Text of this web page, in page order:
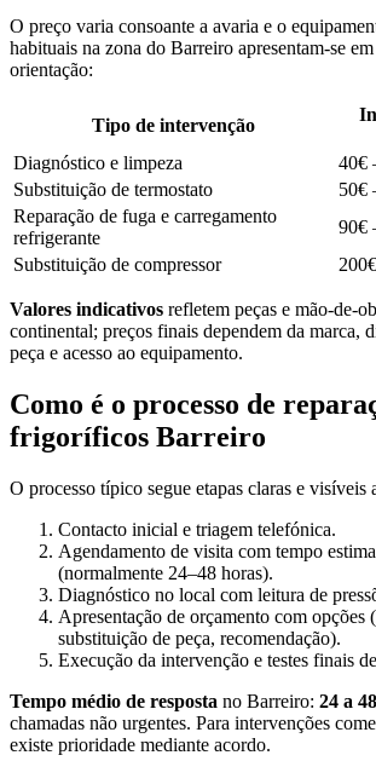
O preço varia consoante a avaria e o
habituais na zona do Barreiro apresentam-se
orientação:
Tipo de intervenção
Diagnóstico e limpeza
40€
Substituição de termostato
50€
Reparação de fuga e carregamento
refrigerante
90€
Substituição de compressor
Valores indicativos refletem peças e mão-de-
continental; preços finais dependem da marca,
peça e acesso ao equipamento.
Como é o processo de
frigoríficos Barreiro
O processo típico segue etapas claras e visíveis
Contacto inicial e triagem telefónica.
Agendamento de visita com tempo
(normalmente 24–48 horas).
Diagnóstico no local com leitura de
Apresentação de orçamento com opções
substituição de peça, recomendação).
Execução da intervenção e testes finais
Tempo médio de resposta no Barreiro: 24 a
chamadas não urgentes. Para intervenções
existe prioridade mediante acordo.